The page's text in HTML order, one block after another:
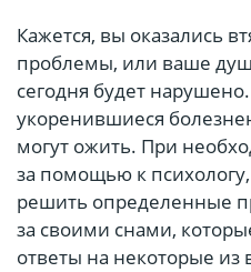
Кажется, вы оказались
проблемы, или ваше
сегодня будет
укоренившиеся
могут ожить. При
за помощью к
решить определенные
за своими снами,
ответы на некоторые из